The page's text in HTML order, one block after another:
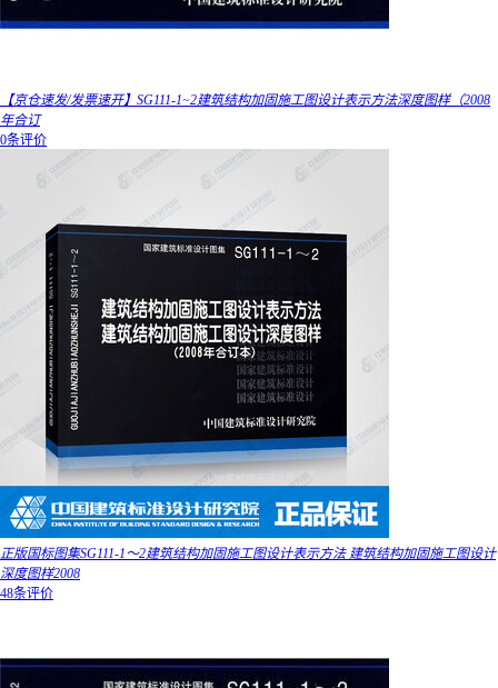
【京仓速发/发票速开】SG111-1~2建筑结构加固施工图设计表示方法深度图样（2008
年合订
0条评价
正版国标图集SG111-1～2建筑结构加固施工图设计表示方法 建筑结构加固施工图设计
深度图样2008
48条评价